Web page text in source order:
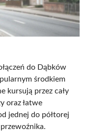
do Dąbków
środkiem
kursują przez cały
oraz łatwe
jednej do półtorej